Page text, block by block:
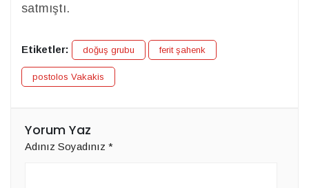
satmıştı.
Etiketler: doğuş grubu ferit şahenk
postolos Vakakis
Yorum Yaz
Adınız Soyadınız *